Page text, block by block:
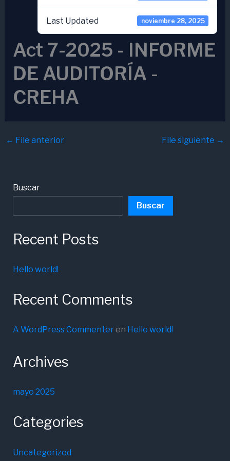
Last Updated noviembre 28, 2025
Act 7-2025 - INFORME
DE AUDITORÍA -
CREHA
← File anterior File siguiente →
Buscar
Buscar
Recent Posts
Hello world!
Recent Comments
A WordPress Commenteren Hello world!
Archives
mayo 2025
Categories
Uncategorized